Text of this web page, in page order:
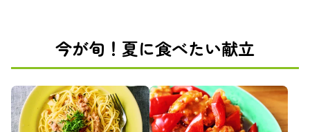
今が旬！夏に食べたい献立